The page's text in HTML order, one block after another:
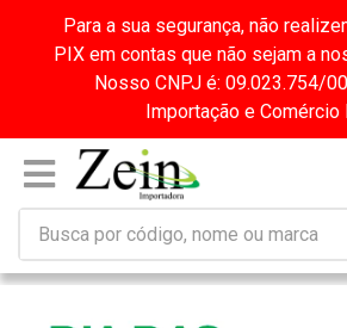
Para a sua segurança, não
PIX em contas que não sejam a
Nosso CNPJ é: 09.023.754/
Importação e Comércio